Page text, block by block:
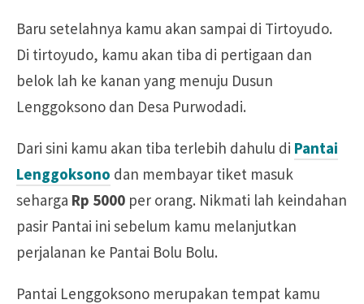
Baru setelahnya kamu akan sampai di Tirtoyudo.
Di tirtoyudo, kamu akan tiba di pertigaan dan
belok lah ke kanan yang menuju Dusun
Lenggoksono dan Desa Purwodadi.
Dari sini kamu akan tiba terlebih dahulu di Pantai
Lenggoksono dan membayar tiket masuk
seharga Rp 5000 per orang. Nikmati lah keindahan
pasir Pantai ini sebelum kamu melanjutkan
perjalanan ke Pantai Bolu Bolu.
Pantai Lenggoksono merupakan tempat kamu